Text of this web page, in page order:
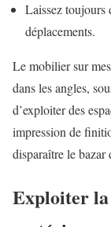
Laissez toujours
déplacements.
Le mobilier sur
dans les angles,
d’exploiter des
impression de
disparaître le bazar
Exploiter